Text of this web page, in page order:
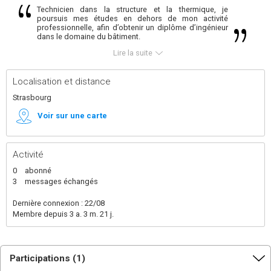
Technicien dans la structure et la thermique, je
poursuis mes études en dehors de mon activité
professionnelle, afin d’obtenir un diplôme d’ingénieur
dans le domaine du bâtiment.
Intéressé par la construction en matériaux biosourcés,
afin d'en faire une spécialité dans mon parcours
scolaire.
Habitué au sport en intérieur comme en extérieur,
argumentatives, entretenir et exploiter mon jardin
Lire la suite
Localisation et distance
Strasbourg
Voir sur une carte
Activité
0
abonné
3
messages échangés
Dernière connexion : 22/08
Membre depuis 3 a. 3 m. 21 j.
Participations (1)